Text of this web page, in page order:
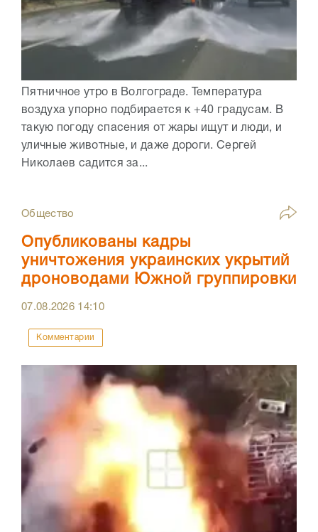
Пятничное утро в Волгограде. Температура
воздуха упорно подбирается к +40 градусам. В
такую погоду спасения от жары ищут и люди, и
уличные животные, и даже дороги. Сергей
Николаев садится за...
Общество
Опубликованы кадры
уничтожения украинских укрытий
дроноводами Южной группировки
07.08.2026 14:10
Комментарии